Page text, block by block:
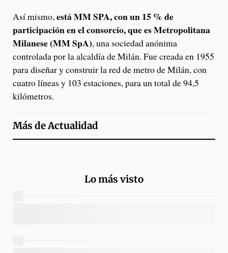
Así mismo,está MM SPA, con un 15 % de
participación en el consorcio, que es Metropolitana
Milanese (MM SpA), una sociedad anónima
controlada por la alcaldía de Milán. Fue creada en 1955
para diseñar y construir la red de metro de Milán, con
cuatro líneas y 103 estaciones, para un total de 94,5
kilómetros.
Más deActualidad
Lo más visto